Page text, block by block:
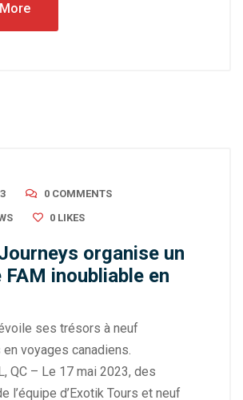
0 COMMENTS
0 LIKES
organise un
inoubliable en
ses trésors à neuf
voyages canadiens.
QC – Le 17 mai 2023, des
l’équipe d’Exotik Tours et neuf